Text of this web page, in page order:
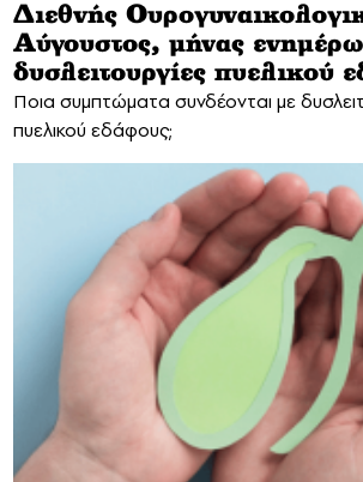
Διεθνής
Αύγουστος, μήνας
δυσλειτουργίες πυελικού
Ποια συμπτώματα συνδέονται με
πυελικού εδάφους;